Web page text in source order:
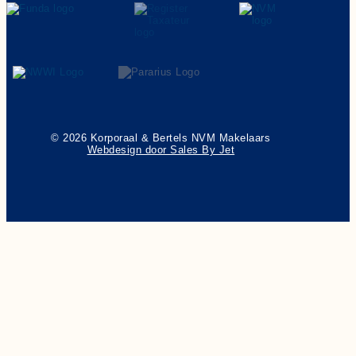
© 2026 Korporaal & Bertels NVM Makelaars
Webdesign door Sales By Jet